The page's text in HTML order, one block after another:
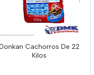
Cachorros De 22
Kilos